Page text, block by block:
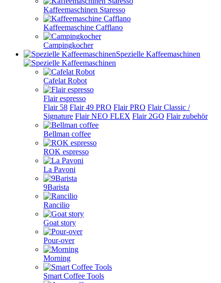
Kaffeemaschinen Staresso
Kaffeemaschine Cafflano
Campingkocher
Spezielle Kaffeemaschinen
Cafelat Robot
Flair espresso
Flair 58 Flair 49 PRO Flair PRO Flair Classic /
Signature Flair NEO FLEX Flair 2GO Flair zubehör
Bellman coffee
ROK espresso
La Pavoni
9Barista
Rancilio
Goat story
Pour-over
Morning
Smart Coffee Tools